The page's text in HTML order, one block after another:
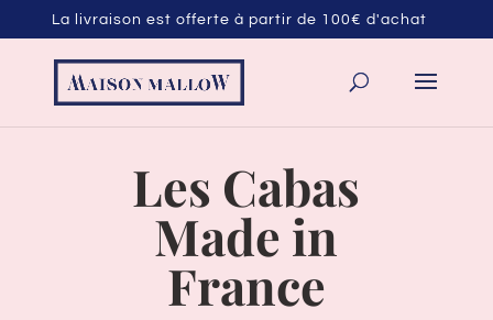
La livraison est offerte à partir de 100€ d'achat
Les Cabas
Made in
France